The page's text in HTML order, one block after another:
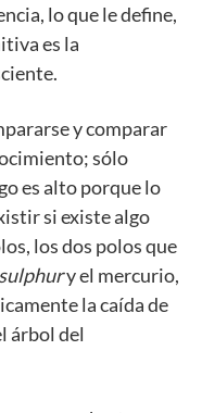
lo que le define,
es la
y comparar
sólo
es alto porque lo
si existe algo
los dos polos que
sulphury el mercurio,
la caída de
árbol del